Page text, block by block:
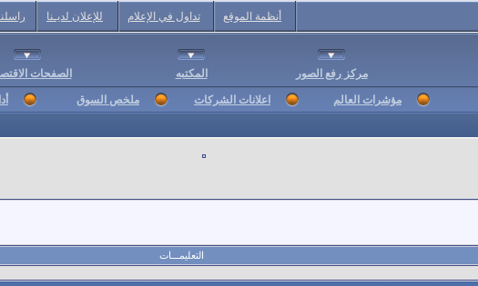
أنظمة الموقع تداول في الإعلام للإعلان لديـنا
مركز رفع الصور المكتبه الصفحات
مؤشرات العالم اعلانات الشركات ملخص السوق
التعليمـــات